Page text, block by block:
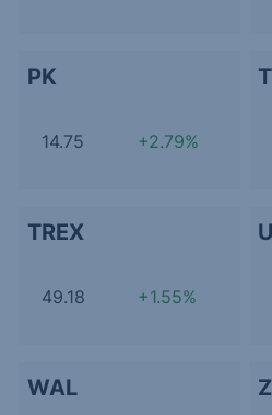
PK
14.75 +2.79%
TREX
49.18 +1.55%
WAL